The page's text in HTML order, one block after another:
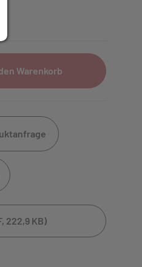
Warenkorb
222,9 KB)